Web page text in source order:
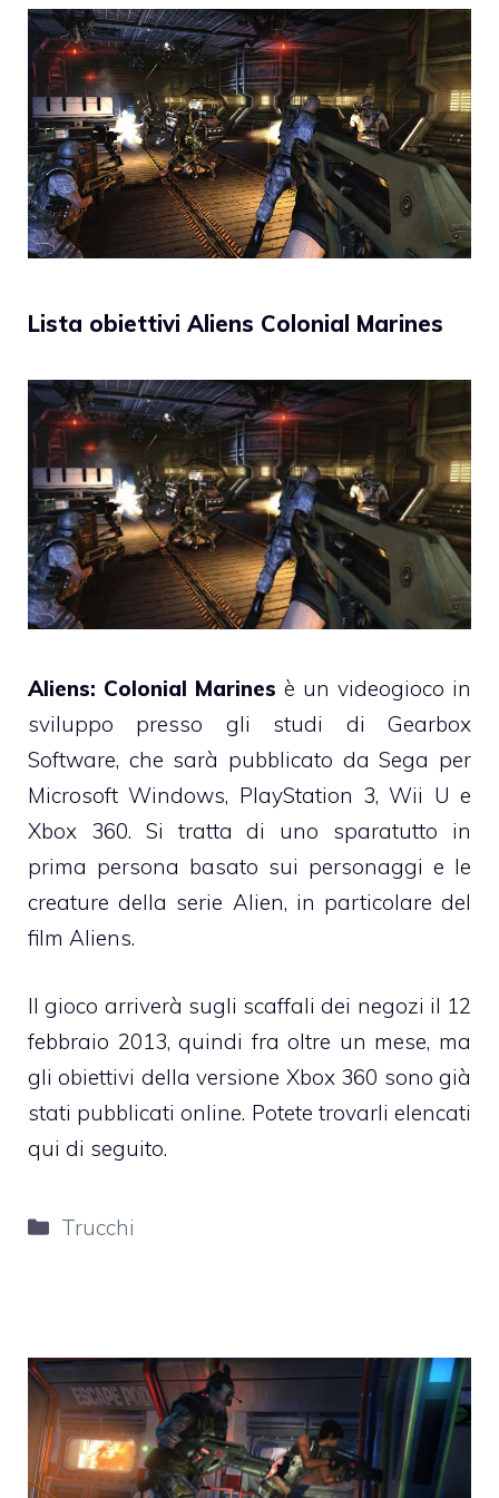
Lista obiettivi Aliens Colonial Marines
Aliens: Colonial Marines è un videogioco in
sviluppo presso gli studi di Gearbox
Software, che sarà pubblicato da Sega per
Microsoft Windows, PlayStation 3, Wii U e
Xbox 360. Si tratta di uno sparatutto in
prima persona basato sui personaggi e le
creature della serie Alien, in particolare del
film Aliens.
Il gioco arriverà sugli scaffali dei negozi il 12
febbraio 2013, quindi fra oltre un mese, ma
gli obiettivi della versione Xbox 360 sono già
stati pubblicati online. Potete trovarli elencati
qui di seguito.
Categorie
Trucchi